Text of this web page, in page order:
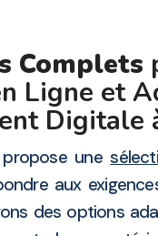
Complets
Ligne et
Digitale
une
aux
des options